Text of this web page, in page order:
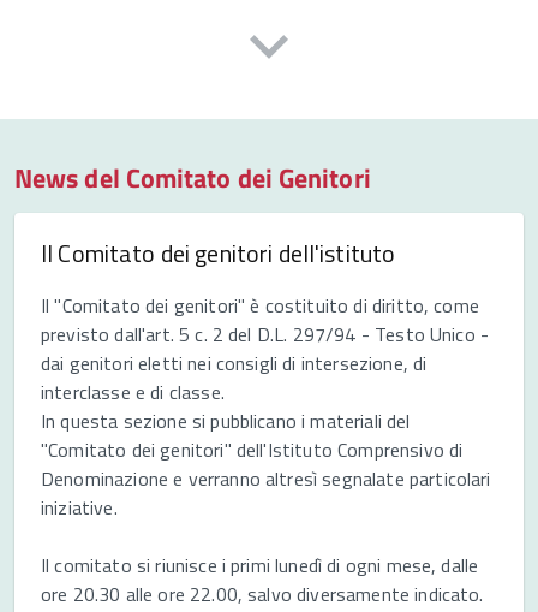
News del Comitato dei Genitori
Il Comitato dei genitori dell'istituto
Il "Comitato dei genitori" è costituito di diritto, come
previsto dall'art. 5 c. 2 del D.L. 297/94 - Testo Unico -
dai genitori eletti nei consigli di intersezione, di
interclasse e di classe.
In questa sezione si pubblicano i materiali del
"Comitato dei genitori" dell'Istituto Comprensivo di
Denominazione e verranno altresì segnalate particolari
iniziative.
Il comitato si riunisce i primi lunedì di ogni mese, dalle
ore 20.30 alle ore 22.00, salvo diversamente indicato.